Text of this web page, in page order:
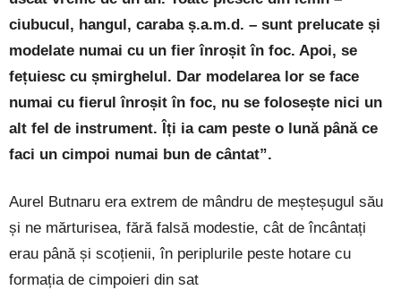
ciubucul, hangul, caraba ș.a.m.d. – sunt prelucate și
modelate numai cu un fier înroșit în foc. Apoi, se
fețuiesc cu șmirghelul. Dar modelarea lor se face
numai cu fierul înroșit în foc, nu se folosește nici un
alt fel de instrument. Îți ia cam peste o lună până ce
faci un cimpoi numai bun de cântat”.
Aurel Butnaru era extrem de mândru de meșteșugul său
și ne mărturisea, fără falsă modestie, cât de încântați
erau până și scoțienii, în periplurile peste hotare cu
formația de cimpoieri din sat